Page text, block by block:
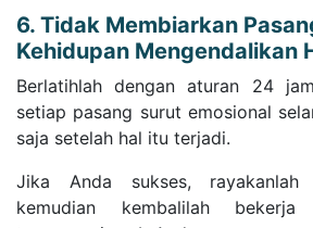
6. Tidak Membiarkan
Kehidupan Mengendalikan
Berlatihlah dengan aturan 24
setiap pasang surut emosional
saja setelah hal itu terjadi.
Jika Anda sukses,
kemudian kembalilah